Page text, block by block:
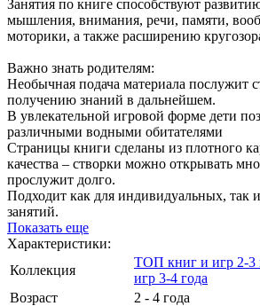
Занятия по книге способствуют
мышления, внимания, речи, памяти,
моторики, а также расширению
Важно знать родителям:
Необычная подача материала послужит
получению знаний в дальнейшем.
В увлекательной игровой форме дети
различными водными обитателями
Страницы книги сделаны из плотного
качества – створки можно открывать
прослужит долго.
Подходит как для индивидуальных, так
занятий.
Показать еще
Характеристики:
Коллекция
ТОП книг и игр 2-3
игр 3-4 года
Возраст
2 - 4 года